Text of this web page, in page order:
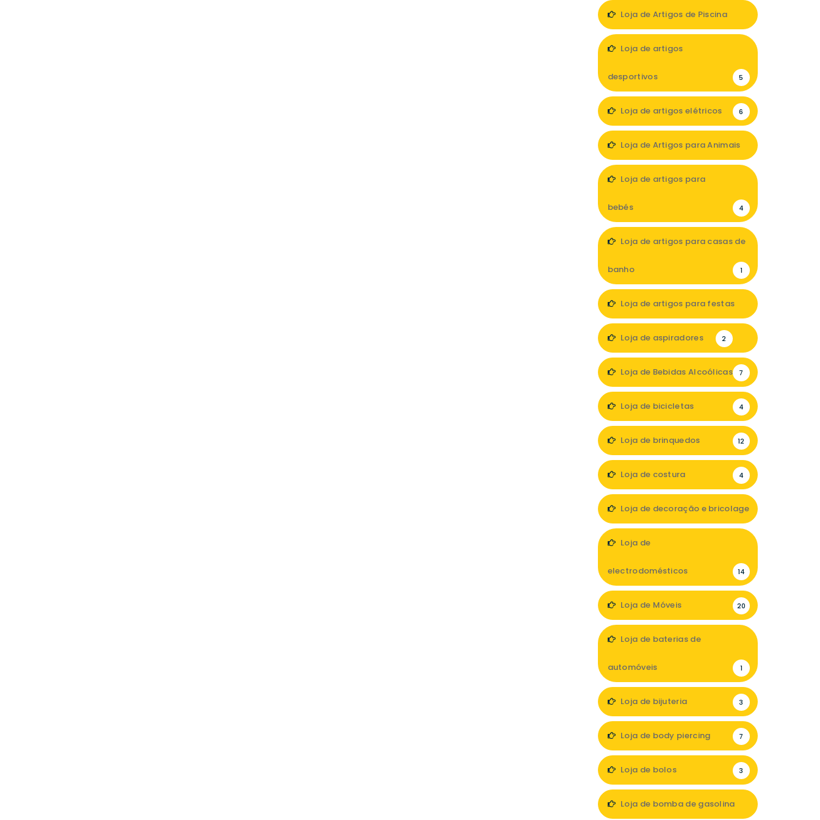
Loja de Artigos de Piscina
Loja de artigos
desportivos 5
Loja de artigos elétricos 6
Loja de Artigos para Animais
Loja de artigos para
bebés 4
Loja de artigos para casas de
banho 1
Loja de artigos para festas
Loja de aspiradores 2
Loja de Bebidas Alcoólicas 7
Loja de bicicletas 4
Loja de brinquedos 12
Loja de costura 4
Loja de decoração e bricolage
Loja de
electrodomésticos 14
Loja de Móveis 20
Loja de baterias de
automóveis 1
Loja de bijuteria 3
Loja de body piercing 7
Loja de bolos 3
Loja de bomba de gasolina